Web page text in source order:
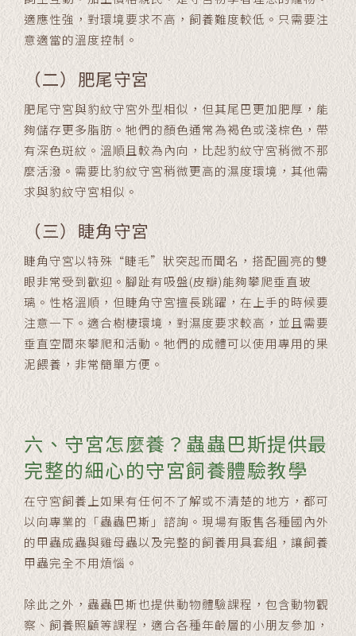
適應性強，對環境要求不高，飼養難度較低。只需要注
意適當的溫度控制。
（二）肥尾守宮
肥尾守宮與豹紋守宮外型相似，但其尾巴更加肥厚，能
夠儲存更多脂肪。牠們的顏色通常為褐色或淺棕色，帶
有深色斑紋。溫順且較為內向，比起豹紋守宮稍微不那
麼活潑。需要比豹紋守宮稍微更高的濕度環境，其他需
求與豹紋守宮相似。
（三）睫角守宮
睫角守宮以特殊“睫毛”狀突起而聞名，搭配圓亮的雙
眼非常受到歡迎。腳趾有吸盤(皮瓣)能夠攀爬垂直玻
璃。性格溫順，但睫角守宮擅長跳躍，在上手的時候要
注意一下。適合樹棲環境，對濕度要求較高，並且需要
垂直空間來攀爬和活動。牠們的成體可以使用專用的果
泥餵養，非常簡單方便。
六、守宮怎麼養？蟲蟲巴斯提供最
完整的細心的守宮飼養體驗教學
在守宮飼養上如果有任何不了解或不清楚的地方，都可
以向專業的「蟲蟲巴斯」諮詢。現場有販售各種國內外
的甲蟲成蟲與雞母蟲以及完整的飼養用具套組，讓飼養
甲蟲完全不用煩惱。
除此之外，蟲蟲巴斯也提供動物體驗課程，包含動物觀
察、飼養照顧等課程，適合各種年齡層的小朋友參加，